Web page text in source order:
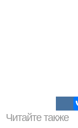
Читайте также